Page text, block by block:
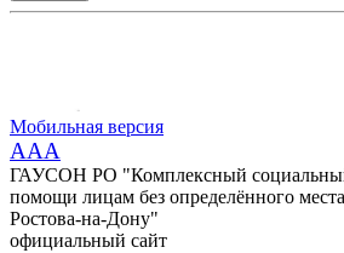
Мобильная версия
AAA
ГАУСОН РО "Комплексный
помощи лицам без определённого
Ростова-на-Дону"
официальный сайт